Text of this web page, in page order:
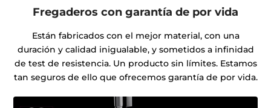
Fregaderos con garantía de por vida
Están fabricados con el mejor material, con una
duración y calidad inigualable, y sometidos a infinidad
de test de resistencia. Un producto sin límites. Estamos
tan seguros de ello que ofrecemos garantía de por vida.